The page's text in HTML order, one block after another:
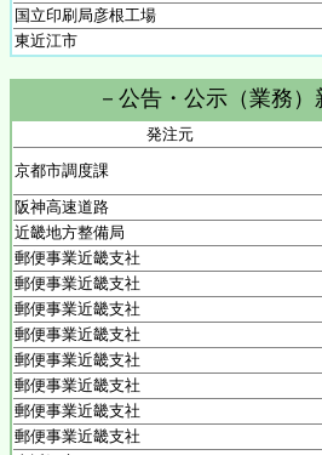
国立印刷局彦根工場
東近江市
－公告・公示（業務）新
発注元
京都市調度課
阪神高速道路
近畿地方整備局
郵便事業近畿支社
郵便事業近畿支社
郵便事業近畿支社
郵便事業近畿支社
郵便事業近畿支社
郵便事業近畿支社
郵便事業近畿支社
郵便事業近畿支社